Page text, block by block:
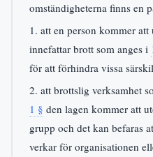
omständigheterna finns en
1. att en person kommer
innefattar brott som anges i
för att förhindra vissa
2. att brottslig verksamhet
1 § den lagen kommer att
grupp och det kan befaras
verkar för organisationen